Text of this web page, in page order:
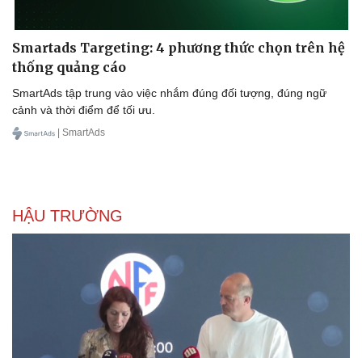
Sân khấu - Điện ảnh
Giải trí
Nghệ sĩ
Thời trang
Sao Việt
Smartads Targeting: 4 phương thức chọn trên hệ
thống quảng cáo
SmartAds tập trung vào việc nhắm đúng đối tượng, đúng ngữ
cảnh và thời điểm để tối ưu.
| SmartAds
HẬU TRƯỜNG